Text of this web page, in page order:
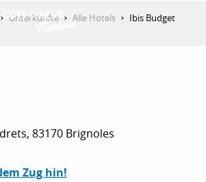
Unterkünfte Alle Hotels Ibis Budget
83170 Brignoles
Zug hin!